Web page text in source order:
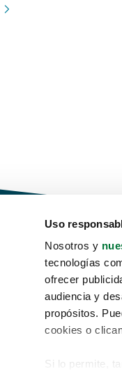
Uso
Nosotros y
tecnologías
ofrecer
audiencia y
propósitos.
cookies o
Si lo permite,